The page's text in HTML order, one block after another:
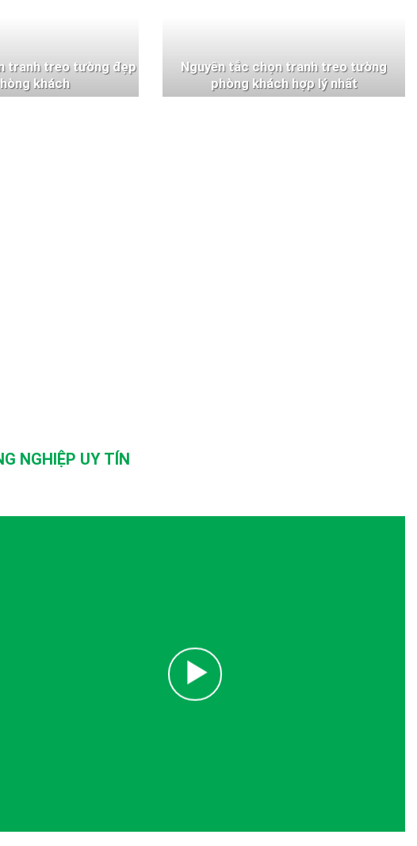
tranh treo tường đẹp
khách
Nguyên tắc chọn tranh treo tường
phòng khách hợp lý nhất
NGHIỆP UY TÍN